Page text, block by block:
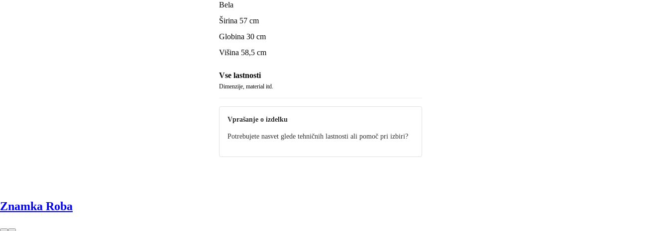
Bela
Širina 57 cm
Globina 30 cm
Višina 58,5 cm
Vse lastnosti
Dimenzije, material itd.
Vprašanje o izdelku
Potrebujete nasvet glede tehničnih lastnosti ali pomoč pri izbiri?
Znamka Roba